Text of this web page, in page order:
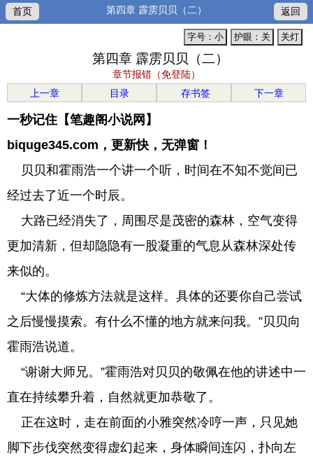
首页 第四章 霹雳贝贝（二） 返回
关灯
护眼：关
字号：小
第四章 霹雳贝贝（二）
章节报错（免登陆）
上一章
目录 存书签 下一章
一秒记住【笔趣阁小说网】
biquge345.com，更新快，无弹窗！
贝贝和霍雨浩一个讲一个听，时间在不知不觉间已
经过去了近一个时辰。
大路已经消失了，周围尽是茂密的森林，空气变得
更加清新，但却隐隐有一股凝重的气息从森林深处传
来似的。
“大体的修炼方法就是这样。具体的还要你自己尝试
之后慢慢摸索。有什么不懂的地方就来问我。”贝贝向
霍雨浩说道。
“谢谢大师兄。”霍雨浩对贝贝的敬佩在他的讲述中一
直在持续攀升着，自然就更加恭敬了。
正在这时，走在前面的小雅突然冷哼一声，只见她
脚下步伐突然变得虚幻起来，身体瞬间连闪，扑向左